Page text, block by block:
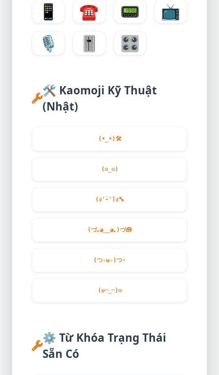
📱
☎️ 📟
📺
🎙️
🎚️ 🎛️
🛠️ Kaomoji Kỹ Thuật
(Nhật)
(•_•) 🛠️
(⚙️_ ⚙️)
(ง'̀-'́)ง🔧
(づ｡◕‿‿◕｡)づ🧰
(つ✧ω✧)つ⚡
(✿◠‿◠)⚙️
⚙️ Từ Khóa Trạng Thái
Sẵn Có